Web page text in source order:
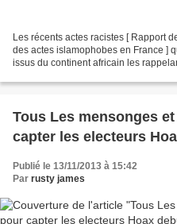
Les récents actes racistes [ Rapport
des actes islamophobes en France ]
issus du continent africain les
Tous Les mensonges
capter
Publié le 13/11/2013 à 15:42
Par rusty james